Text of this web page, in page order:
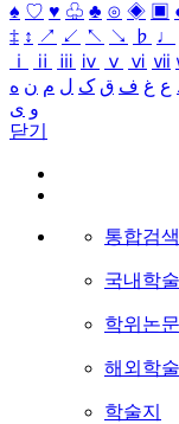
♠ ♡ ♥ ♧ ♣ ⊙ ◈ ▣ ◐
‡ ↕ ↗ ↙ ↖ ↘ ♭ ♩
ⅰ
ⅱ ⅲ ⅳ ⅴ ⅵ ⅶ
ع غ ف ق ک ل م ن ه
و ی
닫기
통합검색
국내학
학위논문
해외학
학술지